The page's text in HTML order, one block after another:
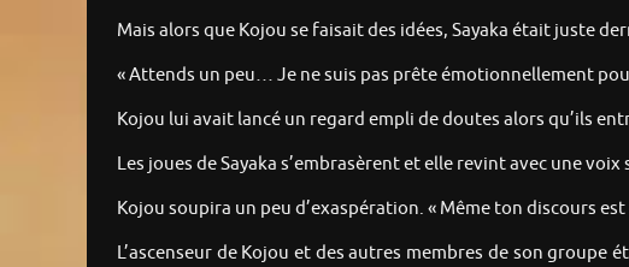
Mais alors que Kojou se faisait des idées, Sayaka était juste
« Attends un peu… Je ne suis pas prête émotionnellement
Kojou lui avait lancé un regard empli de doutes alors qu’ils
Les joues de Sayaka s’embrasèrent et elle revint avec une
Kojou soupira un peu d’exaspération. « Même ton discours
L’ascenseur de Kojou et des autres membres de son